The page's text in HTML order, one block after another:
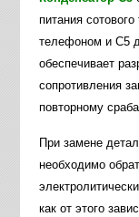
питания
телефоном и С5
обеспечивает
сопротивления
повторному
При замене
необходимо
как от этого